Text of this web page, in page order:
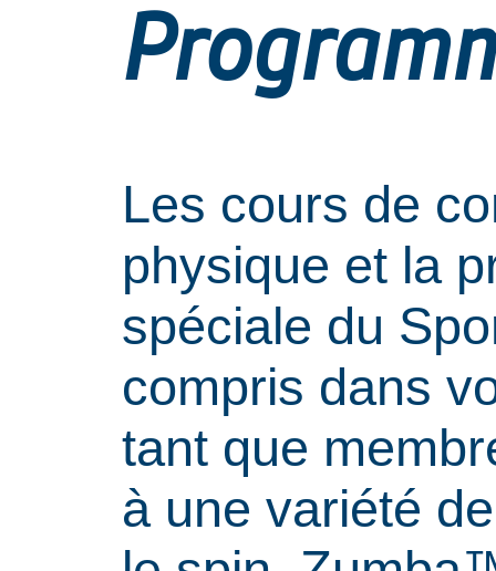
Les cours de
physique et la
spéciale du
compris dans
tant que
à une variété